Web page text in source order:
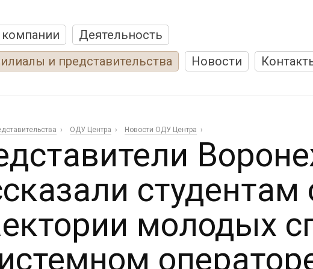
Деятельность
и представительства
Новости
ОДУ Центра Новости ОДУ Центра
студентам
молодых